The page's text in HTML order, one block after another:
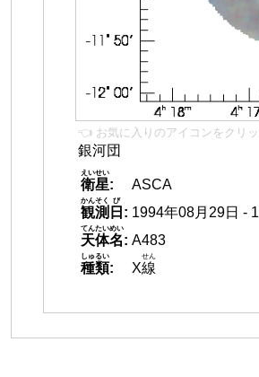
👈 お気に入りのアイコンをクリッ
銀河団
衛星
えいせい
:
ASCA
観測
かんそく
日
び
: 1994年08月29日 -
天体名
てんたいめい
: A483
種類
しゅるい
: X線
せん